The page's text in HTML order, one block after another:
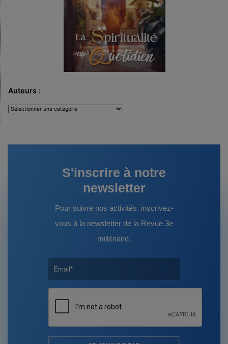
Auteurs :
Auteurs
S'inscrire à notre
newsletter
Pour suivre nos activités, inscrivez-
vous à la newsletter de la Revue 3e
millénaire.